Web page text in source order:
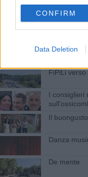
CONFIRM
Data Deletion
Ancora un
FiPiLi
I consiglieri
Il
Danza
De mente